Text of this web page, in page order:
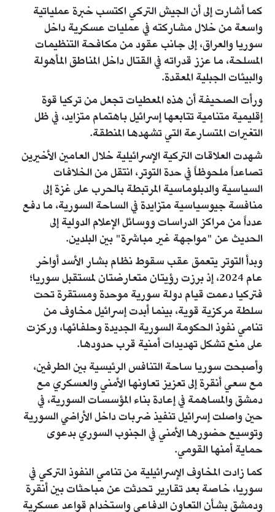
كما أشارت إلى أن الجيش التركي اكتسب خبرة عملياتية
واسعة من خلال مشاركته في عمليات عسكرية داخل
سوريا والعراق، إلى جانب عقود من مكافحة التنظيمات
المسلحة، ما عزز قدراته في القتال داخل المناطق المأهولة
والبيئات الجبلية المعقدة.
ورأت الصحيفة أن هذه المعطيات تجعل من تركيا قوة
إقليمية متنامية تتابعها إسرائيل باهتمام متزايد، في ظل
التغيرات المتسارعة التي تشهدها المنطقة.
شهدت العلاقات التركية الإسرائيلية خلال العامين الأخيرين
تصاعداً ملحوظاً في حدة التوتر، انتقل من الخلافات
السياسية والدبلوماسية المرتبطة بالحرب على غزة إلى
منافسة جيوسياسية متزايدة في الساحة السورية، ما دفع
عدداً من مراكز الدراسات ووسائل الإعلام الدولية إلى
الحديث عن "مواجهة غير مباشرة" بين البلدين.
وبدأ التوتر يتعمق عقب سقوط نظام بشار الأسد أواخر
عام 2024، إذ برزت رؤيتان متعارضتان لمستقبل سوريا؛
فتركيا دعمت قيام دولة سورية موحدة ومستقرة تحت
سلطة مركزية قوية، بينما أبدت إسرائيل مخاوف من
تنامي نفوذ الحكومة السورية الجديدة وحلفائها، وركزت
على منع تشكل تهديدات أمنية قرب حدودها.
وأصبحت سوريا ساحة التنافس الرئيسية بين الطرفين،
مع سعي أنقرة إلى تعزيز تعاونها الأمني والعسكري مع
دمشق والمساهمة في إعادة بناء المؤسسات السورية، في
حين واصلت إسرائيل تنفيذ ضربات داخل الأراضي السورية
وتوسيع حضورها الأمني في الجنوب السوري بدعوى
حماية أمنها القومي.
كما زادت المخاوف الإسرائيلية من تنامي النفوذ التركي في
سوريا، خاصة بعد تقارير تحدثت عن مباحثات بين أنقرة
ودمشق بشأن التعاون الدفاعي واستخدام قواعد عسكرية